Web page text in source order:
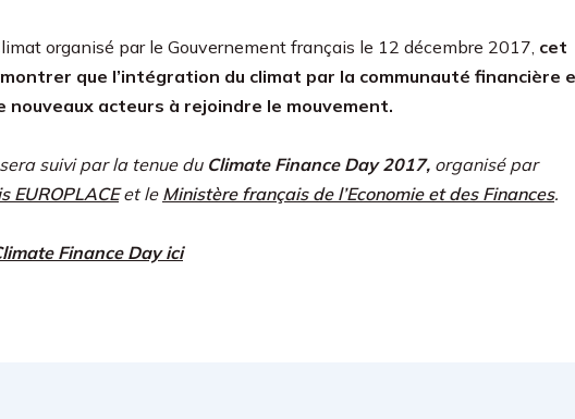
organisé par le Gouvernement français le 12 décembre 2017, cet
que l’intégration du climat par la communauté financière
nouveaux acteurs à rejoindre le mouvement.
suivi par la tenue du Climate Finance Day 2017, organisé par
EUROPLACEet le Ministère français de l’Economie et des Finances.
Finance Day ici